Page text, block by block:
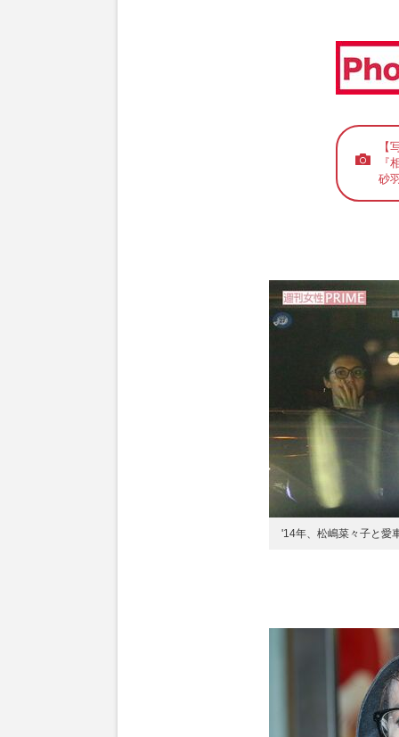
【
『
砂
'14年、松嶋菜々子と愛